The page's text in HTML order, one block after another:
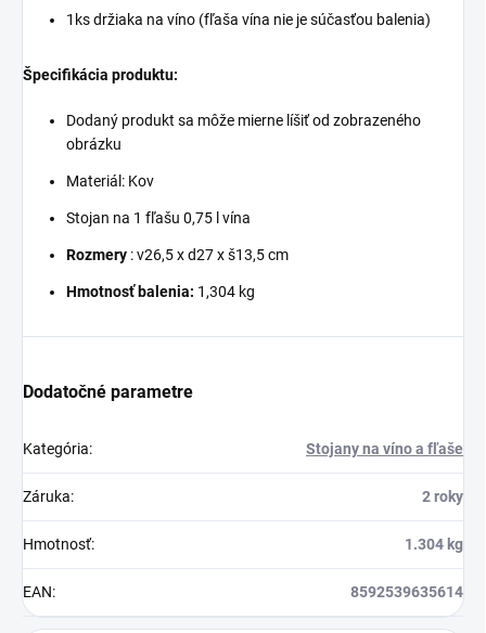
1ks držiaka na víno (fľaša vína nie je súčasťou balenia)
Špecifikácia produktu:
Dodaný produkt sa môže mierne líšiť od zobrazeného
obrázku
Materiál: Kov
Stojan na 1 fľašu 0,75 l vína
Rozmery : v26,5 x d27 x š13,5 cm
Hmotnosť balenia: 1,304 kg
Dodatočné parametre
Kategória: Stojany na víno a fľaše
Záruka: 2 roky
Hmotnosť: 1.304 kg
EAN: 8592539635614